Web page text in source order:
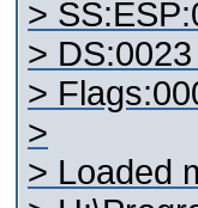
>
>
>
>
> Loaded